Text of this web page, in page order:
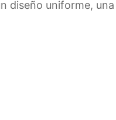
diseño uniforme,